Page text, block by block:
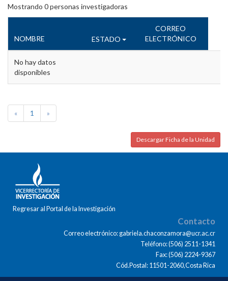
Mostrando 0personas investigadoras
NOMBRE ESTADO
CORREO
ELECTRÓNICO
No hay datos
disponibles
« 1 »
Descargar Ficha de la Unidad
Regresar al Portal de la Investigación
Contacto
Correo electrónico: gabriela.chaconzamora@ucr.ac.cr
Teléfono: (506) 2511-1341
Fax: (506) 2224-9367
Cód.Postal: 11501-2060,Costa Rica